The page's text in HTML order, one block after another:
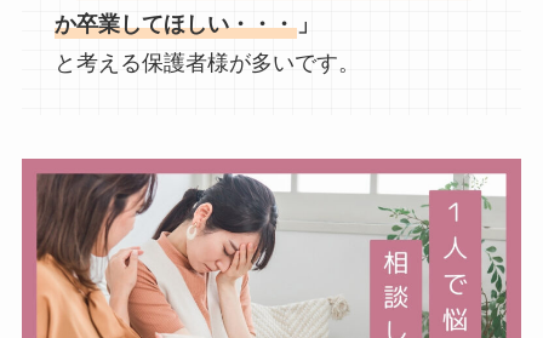
か卒業してほしい・・・」
と考える保護者様が多いです。